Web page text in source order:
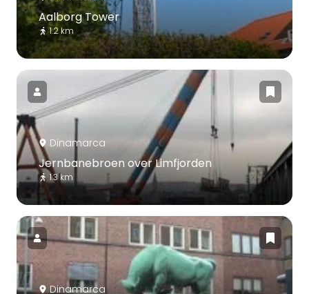
Aalborg Tower
1.2 km
Dinamarca
Jernbanebroen over Limfjorden
1.3 km
Dinamarca